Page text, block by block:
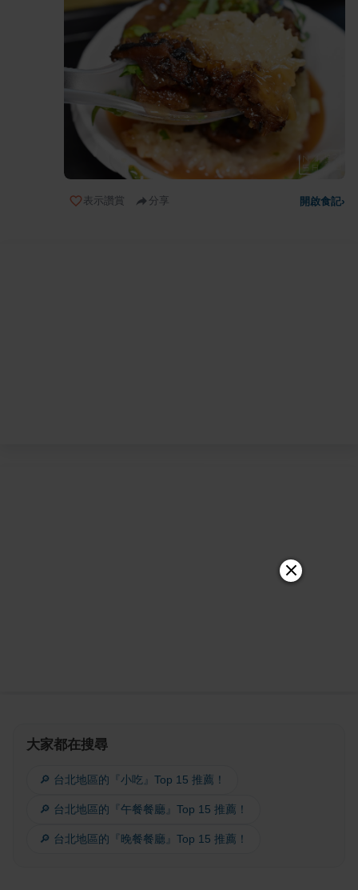
表示讚賞 分享 開啟食記›
大家都在搜尋
🔎 台北地區的『小吃』Top 15 推薦！
🔎 台北地區的『午餐餐廳』Top 15 推薦！
🔎 台北地區的『晚餐餐廳』Top 15 推薦！